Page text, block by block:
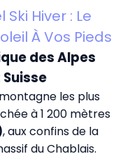
Hiver : Le
À Vos Pieds
des Alpes
les plus
à 1 200 mètres
, aux confins de la
du Chablais.